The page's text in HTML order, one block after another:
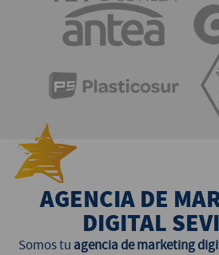
AGENCIA DE
DIGITAL
Somos tu agencia de marketing